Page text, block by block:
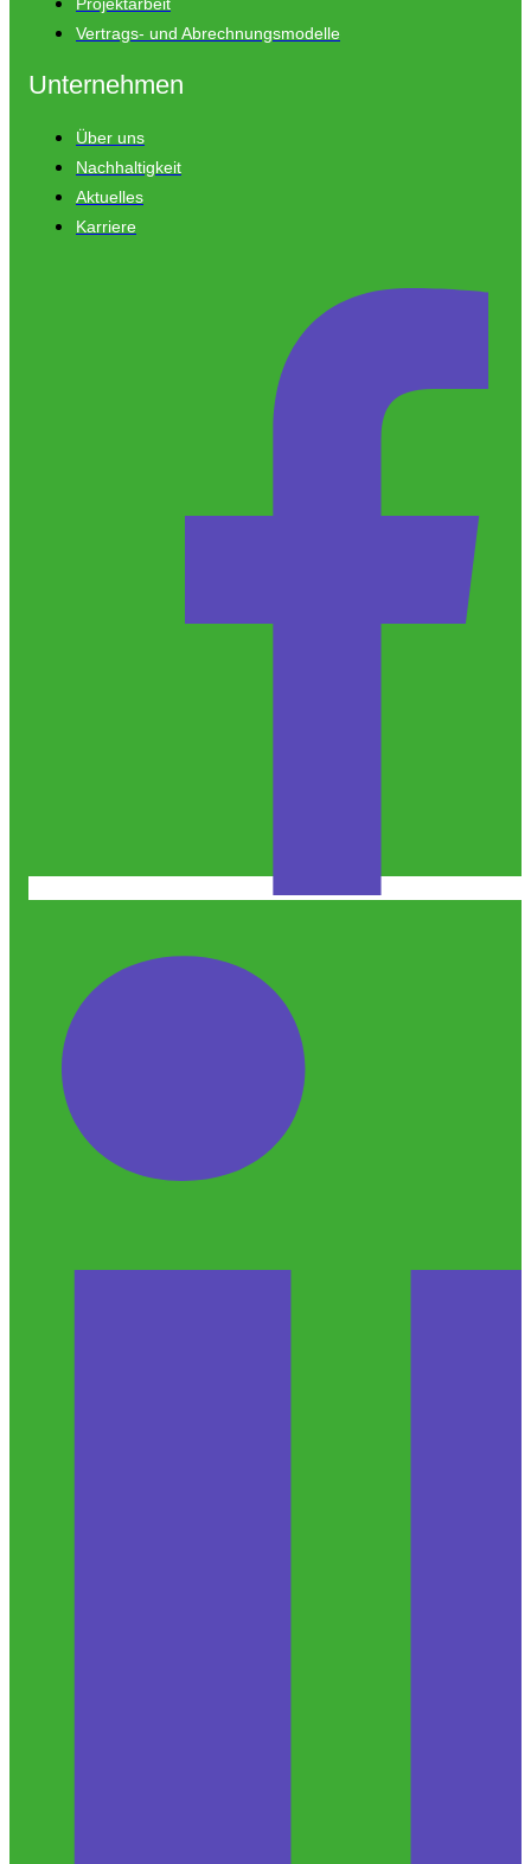
Vertrags- und Abrechnungsmodelle
Unternehmen
Über uns
Nachhaltigkeit
Aktuelles
Karriere